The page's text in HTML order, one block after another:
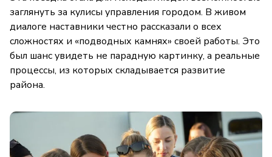
заглянуть за кулисы управления городом. В живом
диалоге наставники честно рассказали о всех
сложностях и «подводных камнях» своей работы. Это
был шанс увидеть не парадную картинку, а реальные
процессы, из которых складывается развитие
района.